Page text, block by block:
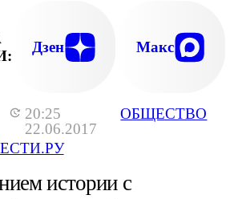
20:25
22.06.2017
ОБЩЕСТВО
Дзен Макс
истории с